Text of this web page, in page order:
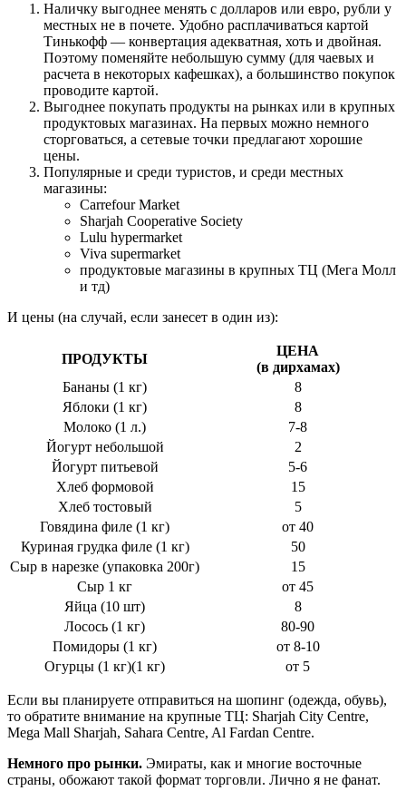
Наличку выгоднее менять с долларов или евро, рубли у
местных не в почете. Удобно расплачиваться картой
Тинькофф — конвертация адекватная, хоть и двойная.
Поэтому поменяйте небольшую сумму (для чаевых и
расчета в некоторых кафешках), а большинство покупок
проводите картой.
Выгоднее покупать продукты на рынках или в крупных
продуктовых магазинах. На первых можно немного
сторговаться, а сетевые точки предлагают хорошие
цены.
Популярные и среди туристов, и среди местных
магазины:
Carrefour Market
Sharjah Cooperative Society
Lulu hypermarket
Viva supermarket
продуктовые магазины в крупных ТЦ (Мега Молл
и тд)
И цены (на случай, если занесет в один из):
ПРОДУКТЫ
ЦЕНА
(в дирхамах)
Бананы (1 кг)
8
Яблоки (1 кг)
8
Молоко (1 л.)
7-8
Йогурт небольшой
2
Йогурт питьевой
5-6
Хлеб формовой
15
Хлеб тостовый
5
Говядина филе (1 кг)
от 40
Куриная грудка филе (1 кг)
50
Сыр в нарезке (упаковка 200г)
15
Сыр 1 кг
от 45
Яйца (10 шт)
8
Лосось (1 кг)
80-90
Помидоры (1 кг)
от 8-10
Огурцы (1 кг)(1 кг)
от 5
Если вы планируете отправиться на шопинг (одежда, обувь),
то обратите внимание на крупные ТЦ: Sharjah City Centre,
Mega Mall Sharjah, Sahara Centre, Al Fardan Centre.
Немного про рынки. Эмираты, как и многие восточные
страны, обожают такой формат торговли. Лично я не фанат.